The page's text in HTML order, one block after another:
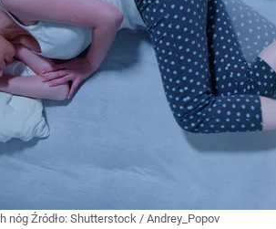
nóg Źródło: Shutterstock / Andrey_Popov